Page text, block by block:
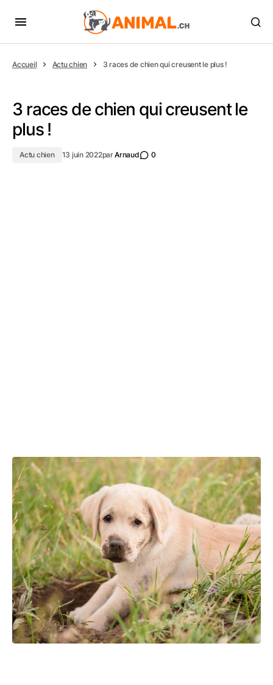
Accueil Actu chien 3 races de chien qui creusent le plus !
3 races de chien qui creusent le
plus !
Actu chien 13 juin 2022parArnaud 0